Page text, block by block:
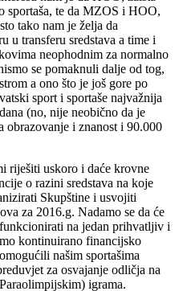
sportaša, te da MZOS i HOO,
tako nam je želja da
u transferu sredstava a time i
neophodnim za normalno
se pomaknuli dalje od tog,
a ono što je još gore po
sport i sportaše najvažnija
(no, nije neobično da je
i znanost i 90.000
riješiti uskoro i daće krovne
o razini sredstava na koje
Skupštine i usvojiti
za 2016.g. Nadamo se da će
na jedan prihvatljiv i
kontinuirano financijsko
našim sportašima
za osvajanje odličja na
igrama.